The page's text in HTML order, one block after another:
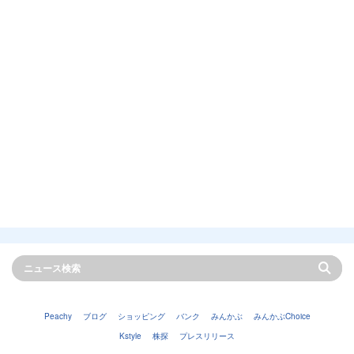
Peachy ブログ ショッピング バンク みんかぶ
みんかぶChoice
Kstyle
株探 プレスリリース